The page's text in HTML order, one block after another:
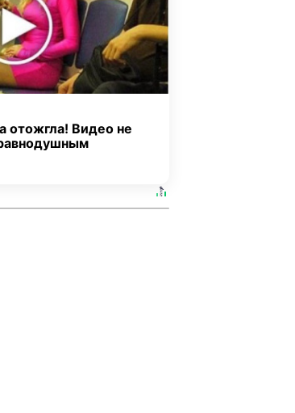
отожгла! Видео не